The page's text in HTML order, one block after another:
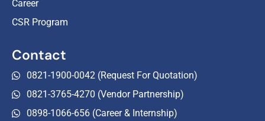
Career
CSR Program
Contact
0821-1900-0042 (Request For Quotation)
0821-3765-4270 (Vendor Partnership)
0898-1066-656 (Career & Internship)